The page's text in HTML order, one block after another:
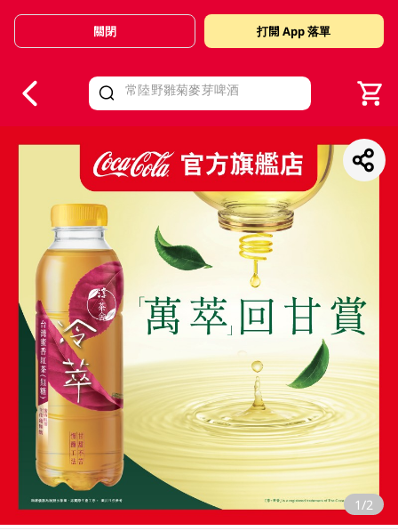
Valid Until 30 June 2026
關閉 打開 App 落單
1/2